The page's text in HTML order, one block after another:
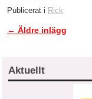
Publicerat i Rick
Inläggsnavigering
← Äldre inlägg
Aktuellt